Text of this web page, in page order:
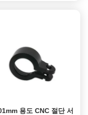
용도 CNC 절단 서